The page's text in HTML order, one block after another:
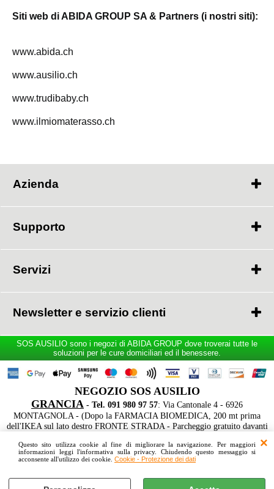
Questo sito utilizza cookie al fine di migliorare la navigazione. Per maggiori
informazioni leggi l'informativa sulla privacy. Chiudendo questo messaggio si
acconsente all'utilizzo dei cookie. Cookie - Protezione dei dati
Siti web di ABIDA GROUP SA & Partners (i nostri siti):
www.abida.ch
www.ausilio.ch
www.trudibaby.ch
www.ilmiomaterasso.ch
Azienda
GARANZIA
Supporto
Servizi
Newsletter e servizio clienti
TEL. 091 980 97 57
Dal Lunedi al Venerdi
Sabato su appuntamento
Ho letto ed accetto le condizioni dell'informativa privacy
SOS AUSILIO sono i negozi di ABIDA GROUP dove troverai tutte le
soluzioni per le cure domiciliari ed il benessere.
NEGOZIO SOS AUSILIO
GRANCIA - Tel. 091 980 97 57: Via Cantonale 4 - 6926
MONTAGNOLA - (Dopo la FARMACIA BIOMEDICA, 200 mt prima
dell'IKEA sul lato destro FRONTE STRADA - Parcheggio gratuito davanti